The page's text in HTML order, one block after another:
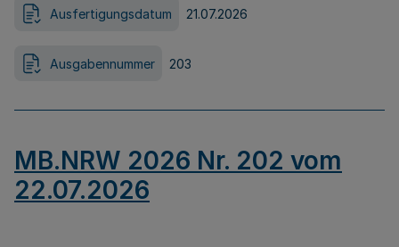
Ausfertigungsdatum 21.07.2026
Ausgabennummer 203
MB.NRW 2026 Nr. 202 vom
22.07.2026